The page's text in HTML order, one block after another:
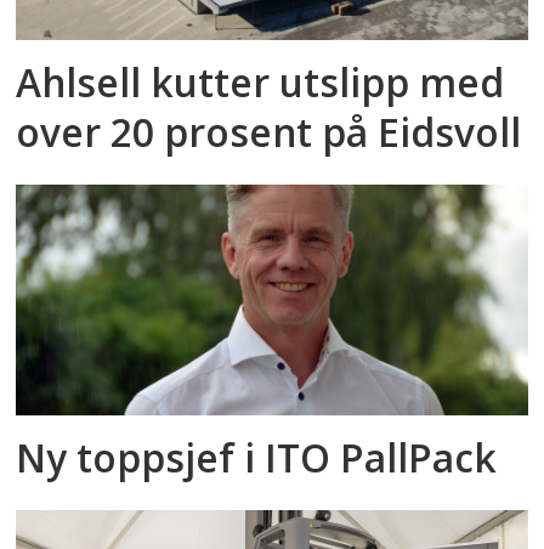
Ahlsell kutter utslipp med
over 20 prosent på Eidsvoll
Ny toppsjef i ITO PallPack